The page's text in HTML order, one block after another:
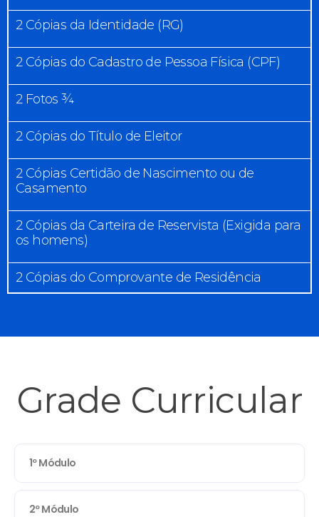
2 Cópias da Identidade (RG)
2 Cópias do Cadastro de Pessoa Física (CPF)
2 Fotos ¾
2 Cópias do Título de Eleitor
2 Cópias Certidão de Nascimento ou de
Casamento
2 Cópias da Carteira de Reservista (Exigida para
os homens)
2 Cópias do Comprovante de Residência
Grade Curricular
1º Módulo
2º Módulo